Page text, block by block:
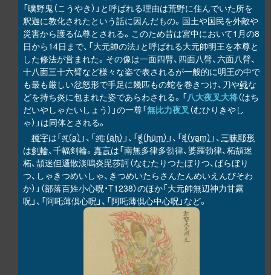
「曠野鬼（こうやき）」と呼ばれる理由は荒野に住んでいた所を
釈迦に教化されたという話に因んだもの。国土や国民を外敵や
災害から護る仏尊とされる。このため昔は宮中において1月の8
日から14日まで、「大元帥の法」と呼ばれる大元帥明王を本尊と
した修法が営まれた。その像は一面四臂、四面八臂、六面八臂、
十八面三十六臂など様々な姿で表されるが一般的に明王の中で
も最も厳しい忿怒形で手足に幾匹もの蛇を巻きつけ、刀や戟な
どを持ち炎に包まれた姿であらわされる。「八大夜叉大将（はち
だいやしゃたいしょう）」の一尊「無比力夜叉（むひりきやし
ゃ）」は同体とされる。
種字は「अ（a） 」、「आः（āḥ） 」、「हूं（hūṃ） 」、「वं（vaṃ） 」、三昧耶形
は剣輪、千輻剣輪。 真言は「南無多律多勃律、婆羅勃律、柘頡迷
柘、頡迷但邏散淡嗚炎毘莎訶（なむたりつたぼりつ、ばらぼり
つ、しゃきつめいしゃ、きつめいたらさんたんめいえんびそわ
か）」（部落百姓小心呪・T1238）のほか「大元帥無辺神力甘露
呪」、「阿吒薄倶心呪」、「阿吒薄倶心中心呪」など。